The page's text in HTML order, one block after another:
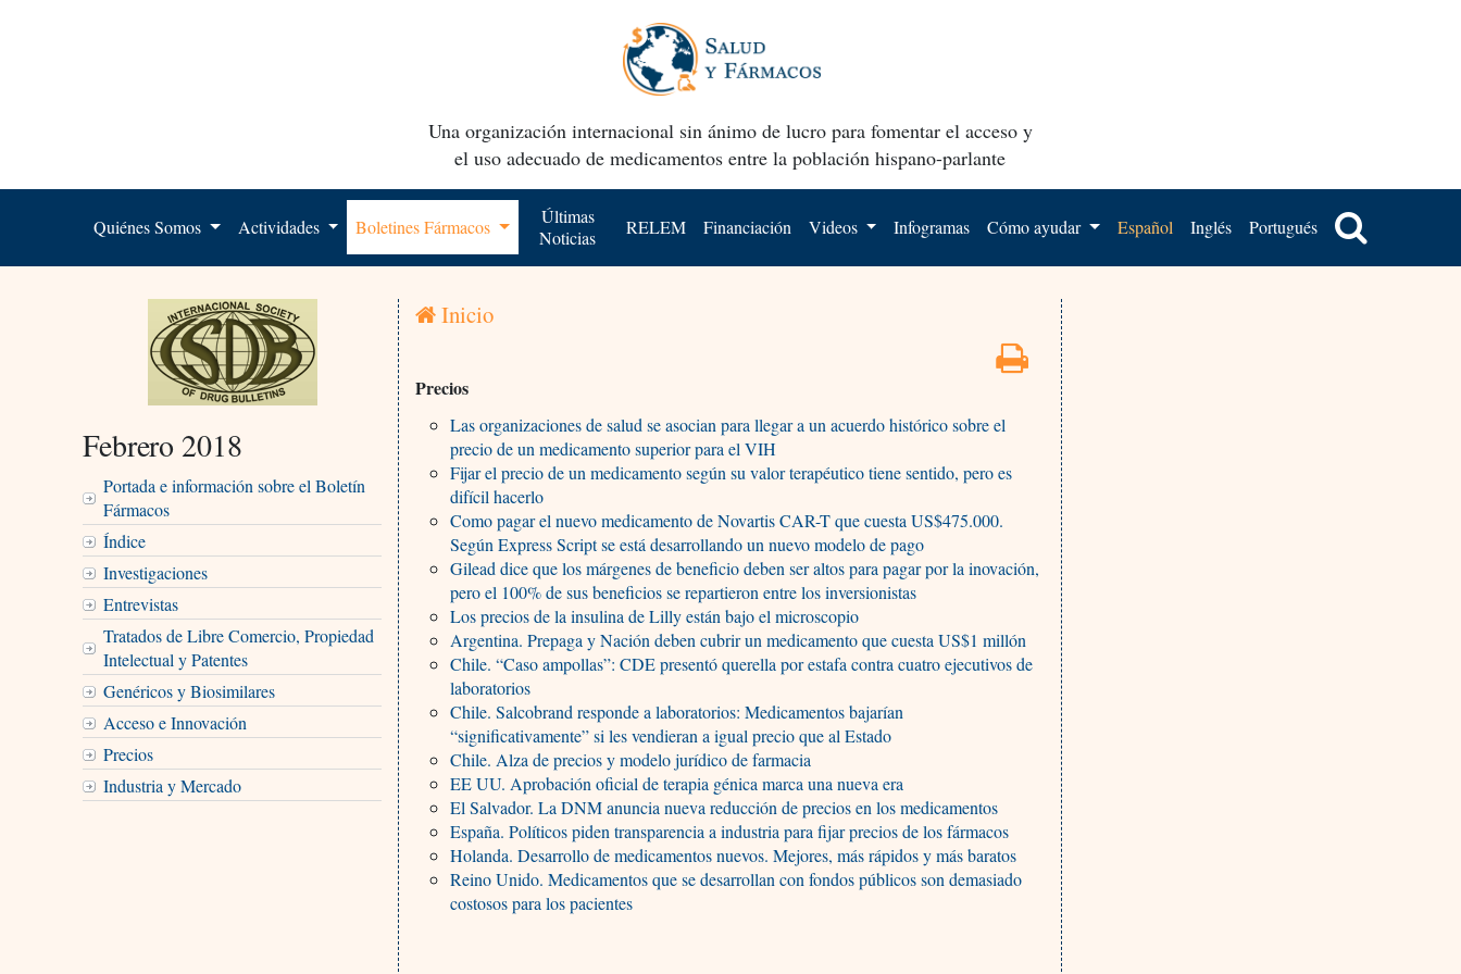
Una organización internacional sin ánimo de lucro para fomentar el acceso y
el uso adecuado de medicamentos entre la población hispano-parlante
Quiénes Somos Actividades Boletines Fármacos
Últimas
Noticias
RELEM Financiación Videos Infogramas Cómo ayudar Español Inglés Portugués
Febrero 2018
Portada e información sobre el Boletín
Fármacos
Índice
Investigaciones
Entrevistas
Tratados de Libre Comercio, Propiedad
Intelectual y Patentes
Genéricos y Biosimilares
Acceso e Innovación
Precios
Industria y Mercado
Inicio
Precios
Las organizaciones de salud se asocian para llegar a un acuerdo histórico sobre el
precio de un medicamento superior para el VIH
Fijar el precio de un medicamento según su valor terapéutico tiene sentido, pero es
difícil hacerlo
Como pagar el nuevo medicamento de Novartis CAR-T que cuesta US$475.000.
Según Express Script se está desarrollando un nuevo modelo de pago
Gilead dice que los márgenes de beneficio deben ser altos para pagar por la inovación,
pero el 100% de sus beneficios se repartieron entre los inversionistas
Los precios de la insulina de Lilly están bajo el microscopio
Argentina. Prepaga y Nación deben cubrir un medicamento que cuesta US$1 millón
Chile. “Caso ampollas”: CDE presentó querella por estafa contra cuatro ejecutivos de
laboratorios
Chile. Salcobrand responde a laboratorios: Medicamentos bajarían
“significativamente” si les vendieran a igual precio que al Estado
Chile. Alza de precios y modelo jurídico de farmacia
EE UU. Aprobación oficial de terapia génica marca una nueva era
El Salvador. La DNM anuncia nueva reducción de precios en los medicamentos
España. Políticos piden transparencia a industria para fijar precios de los fármacos
Holanda. Desarrollo de medicamentos nuevos. Mejores, más rápidos y más baratos
Reino Unido. Medicamentos que se desarrollan con fondos públicos son demasiado
costosos para los pacientes